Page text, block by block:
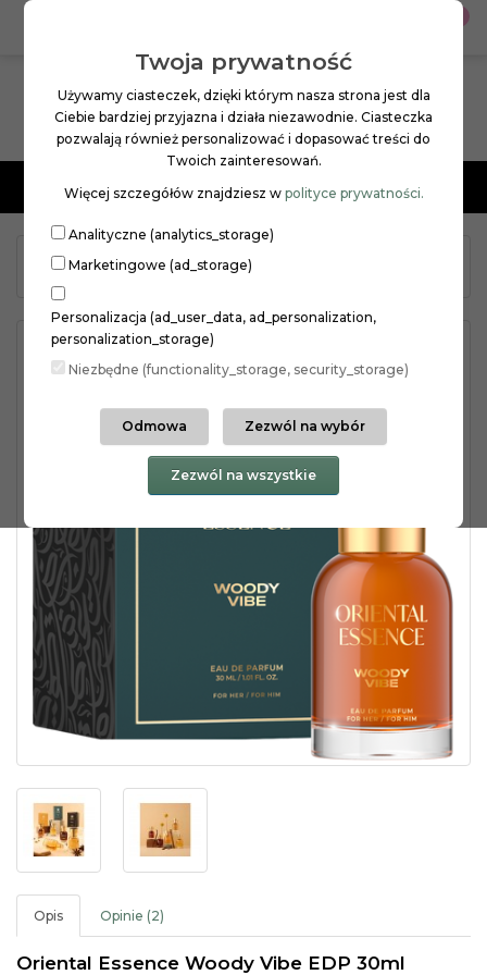
Twoja prywatność
Używamy ciasteczek, dzięki którym nasza strona jest dla
Ciebie bardziej przyjazna i działa niezawodnie. Ciasteczka
pozwalają również personalizować i dopasować treści do
Twoich zainteresowań.
Więcej szczegółów znajdziesz w polityce prywatności.
Analityczne (analytics_storage)
Marketingowe (ad_storage)
Personalizacja (ad_user_data, ad_personalization,
personalization_storage)
Niezbędne (functionality_storage, security_storage)
Odmowa Zezwól na wybór
Zezwól na wszystkie
Menu
Oriental Essence Woody Vi...
Opis Opinie (2)
Oriental Essence Woody Vibe EDP 30ml